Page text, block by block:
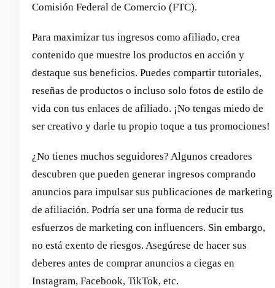
Comisión Federal de Comercio (FTC).
Para maximizar tus ingresos como afiliado, crea
contenido que muestre los productos en acción y
destaque sus beneficios. Puedes compartir tutoriales,
reseñas de productos o incluso solo fotos de estilo de
vida con tus enlaces de afiliado. ¡No tengas miedo de
ser creativo y darle tu propio toque a tus promociones!
¿No tienes muchos seguidores? Algunos creadores
descubren que pueden generar ingresos comprando
anuncios para impulsar sus publicaciones de marketing
de afiliación. Podría ser una forma de reducir tus
esfuerzos de marketing con influencers. Sin embargo,
no está exento de riesgos. Asegúrese de hacer sus
deberes antes de comprar anuncios a ciegas en
Instagram, Facebook, TikTok, etc.